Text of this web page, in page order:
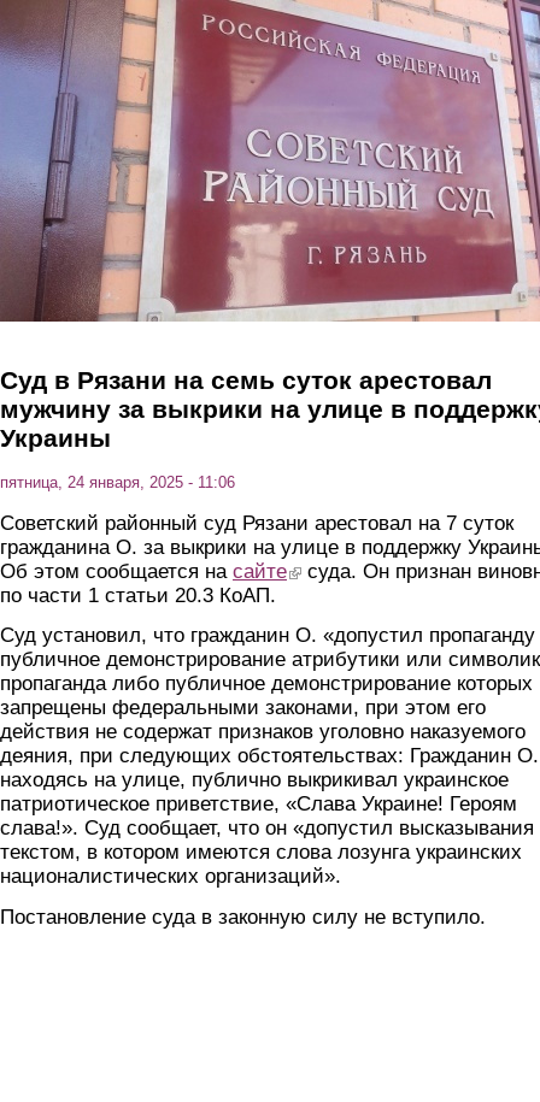
Перейти к основному содержанию
Суд в Рязани на семь суток арестовал
мужчину за выкрики на улице в
Украины
пятница, 24 января, 2025 - 11:06
Советский районный суд Рязани арестовал на 7 суток
гражданина О. за выкрики на улице в поддержку
Об этом сообщается на сайте(link is external)
суда. Он признан
по части 1 статьи 20.3 КоАП.
Суд установил, что гражданин О. «допустил
публичное демонстрирование атрибутики или
пропаганда либо публичное демонстрирование которых
запрещены федеральными законами, при этом его
действия не содержат признаков уголовно наказуемого
деяния, при следующих обстоятельствах: Гражданин
находясь на улице, публично выкрикивал украинское
патриотическое приветствие, «Слава Украине! Героям
слава!». Суд сообщает, что он «допустил высказывания
текстом, в котором имеются слова лозунга украинских
националистических организаций».
Постановление суда в законную силу не вступило.